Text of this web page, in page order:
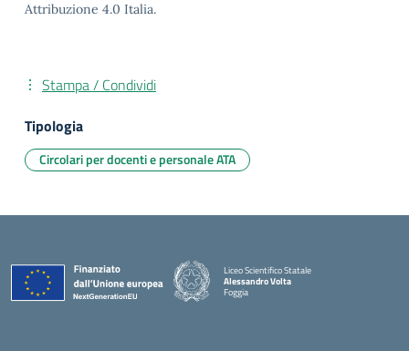
Attribuzione 4.0 Italia.
Stampa / Condividi
Tipologia
Circolari per docenti e personale ATA
Liceo Scientifico Statale
Alessandro Volta
Foggia
— Visita la pagina iniziale della scuola